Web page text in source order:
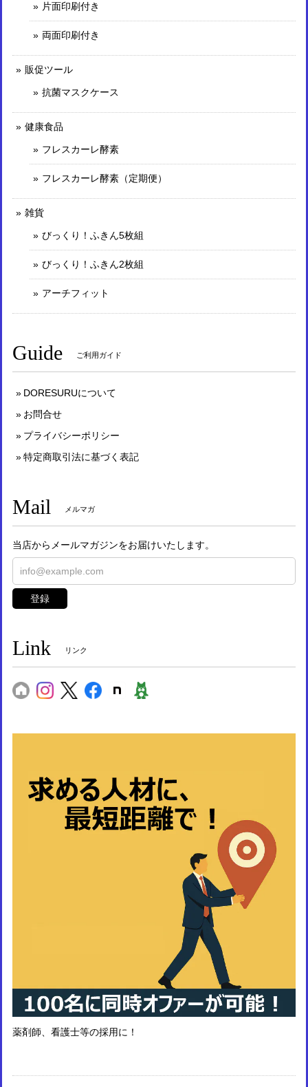
片面印刷付き
両面印刷付き
販促ツール
抗菌マスクケース
健康食品
フレスカーレ酵素
フレスカーレ酵素（定期便）
雑貨
びっくり！ふきん5枚組
びっくり！ふきん2枚組
アーチフィット
Guide ご利用ガイド
DORESURUについて
お問合せ
プライバシーポリシー
特定商取引法に基づく表記
Mail メルマガ
当店からメールマガジンをお届けいたします。
登録
Link リンク
薬剤師、看護士等の採用に！